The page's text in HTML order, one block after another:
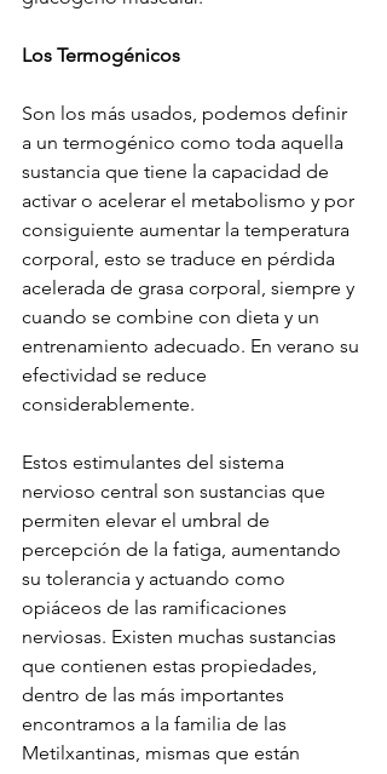
Los Termogénicos
Son los más usados, podemos definir
a un termogénico como toda aquella
sustancia que tiene la capacidad de
activar o acelerar el metabolismo y por
consiguiente aumentar la temperatura
corporal, esto se traduce en pérdida
acelerada de grasa corporal, siempre y
cuando se combine con dieta y un
entrenamiento adecuado. En verano su
efectividad se reduce
considerablemente.
Estos estimulantes del sistema
nervioso central son sustancias que
permiten elevar el umbral de
percepción de la fatiga, aumentando
su tolerancia y actuando como
opiáceos de las ramificaciones
nerviosas. Existen muchas sustancias
que contienen estas propiedades,
dentro de las más importantes
encontramos a la familia de las
Metilxantinas, mismas que están